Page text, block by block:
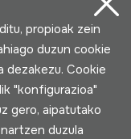
propioak zein
duzun cookie
dezakezu. Cookie
"konfigurazioa"
gero, aipatutako
duzula